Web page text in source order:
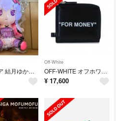
AHSストア 結月ゆかり おすわりぬいぐるみ
Off-White
OFF-WHITE オフホワイト 財布 FOR MONEY チェーンウォレット
¥ 17,600